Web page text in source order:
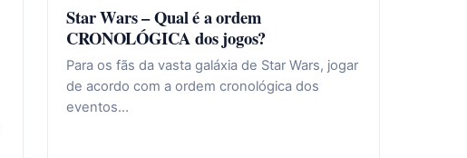
Star Wars – Qual é a ordem
CRONOLÓGICA dos jogos?
Para os fãs da vasta galáxia de Star Wars, jogar
de acordo com a ordem cronológica dos
eventos…